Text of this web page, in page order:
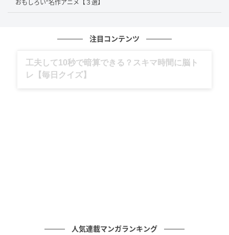
ままオープン。開店直後から客に「熱くて入れない」
た」のだとか。
岡村さんが自らサウナに入ってみたのはオープンから3
日後。そこで初めて「到底人が入れるような熱さじゃ
ァンは他のサウナ店では味わえない「極端な熱さと冷
おもしろい”名作アニメ【３選】
注目コンテンツ
グルメ、ギャグ、子育て、旅行記……全部、読
めます。
人気連載マンガランキング